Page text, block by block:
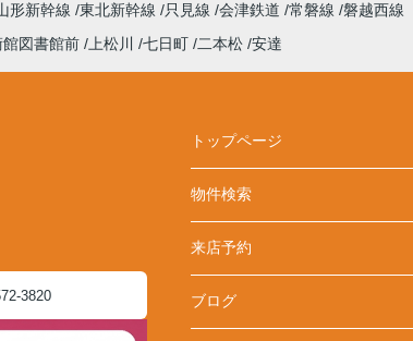
形新幹線 東北新幹線 只見線 会津鉄道 常磐線 磐越西線
館図書館前 上松川 七日町 二本松 安達
3820
トップページ
物件検索
来店予約
ブログ